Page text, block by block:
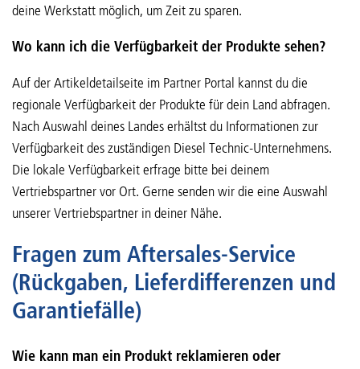
deine Werkstatt möglich, um Zeit zu sparen.
Wo kann ich die Verfügbarkeit der Produkte sehen?
Auf der Artikeldetailseite im Partner Portal kannst du die
regionale Verfügbarkeit der Produkte für dein Land abfragen.
Nach Auswahl deines Landes erhältst du Informationen zur
Verfügbarkeit des zuständigen Diesel Technic-Unternehmens.
Die lokale Verfügbarkeit erfrage bitte bei deinem
Vertriebspartner vor Ort. Gerne senden wir die eine Auswahl
unserer Vertriebspartner in deiner Nähe.
Fragen zum Aftersales-Service
(Rückgaben, Lieferdifferenzen und
Garantiefälle)
Wie kann man ein Produkt reklamieren oder